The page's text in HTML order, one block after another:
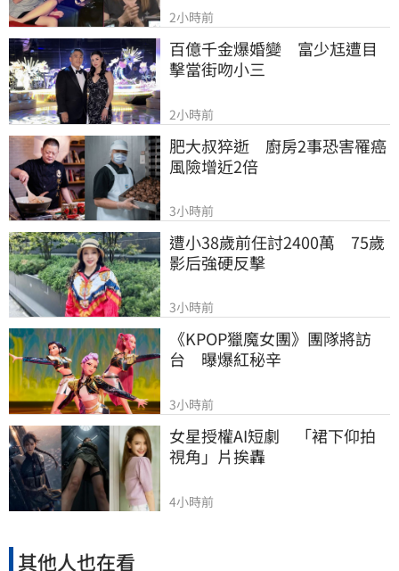
2小時前
百億千金爆婚變　富少尪遭目
擊當街吻小三
2小時前
肥大叔猝逝　廚房2事恐害罹癌
風險增近2倍
3小時前
遭小38歲前任討2400萬　75歲
影后強硬反擊
3小時前
《KPOP獵魔女團》團隊將訪
台　曝爆紅秘辛
3小時前
女星授權AI短劇　「裙下仰拍
視角」片挨轟
4小時前
其他人也在看